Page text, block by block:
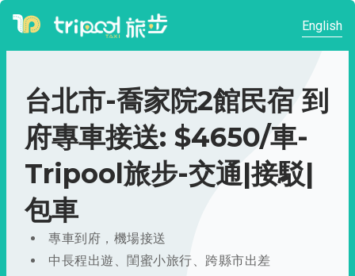
English
台北市-喬家院2館民宿 到
府專車接送: $4650/車-
Tripool旅步-交通|接駁|
包車
專車到府，機場接送
中長程出遊、閨蜜小旅行、跨縣市出差